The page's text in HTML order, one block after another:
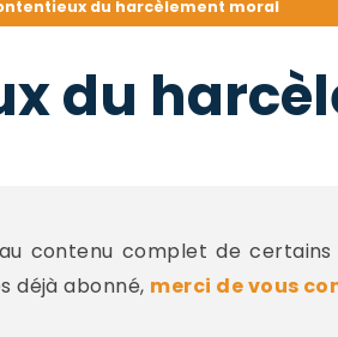
du harcèlement moral
du
contenu complet de certains
déjà abonné, merci de vous